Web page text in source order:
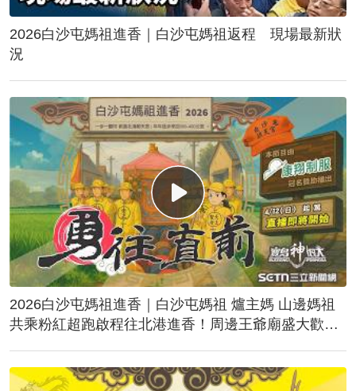
2026白沙屯媽祖進香｜白沙屯媽祖返程 現場最新狀
況
2026白沙屯媽祖進香｜白沙屯媽祖 爐主媽 山邊媽祖
共乘粉紅超跑啟程往北港進香！周邊王爺廟盛大歡